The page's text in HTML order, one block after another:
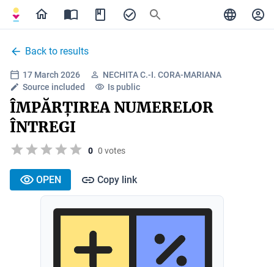
Back to results
17 March 2026
NECHITA C.-I. CORA-MARIANA
Source included
Is public
ÎMPĂRȚIREA NUMERELOR
ÎNTREGI
0 0 votes
OPEN Copy link